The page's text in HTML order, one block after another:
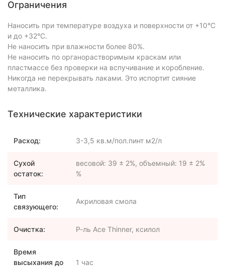
Ограничения
Наносить при температуре воздуха и поверхности от +10°C
и до +32°C.
Не наносить при влажности более 80%.
Не наносить по органорастворимым краскам или
пластмассе без проверки на вспучивание и коробление.
Никогда не перекрывать лаками. Это испортит сияние
металлика.
Технические характеристики
Расход: 3-3,5 кв.м/пол.пинт м2/л
Сухой
остаток:
весовой: 39 ± 2%, объемный: 19 ± 2%
%
Тип
связующего:
Акриловая смола
Очистка: Р-ль Ace Thinner, ксилол
Время
высыхания до
1 час